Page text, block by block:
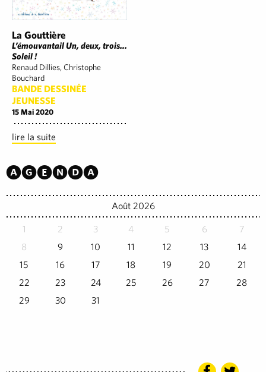
La Gouttière
L’émouvantail Un, deux, trois…
Soleil !
Renaud Dillies, Christophe
Bouchard
BANDE DESSINÉE
JEUNESSE
15 Mai 2020
lire la suite
Agenda
Août 2026
1 2 3 4 5 6
7
8
9 10 11 12 13
14
15
16 17 18 19 20
21
22
23 24 25 26 27
28
29
30 31